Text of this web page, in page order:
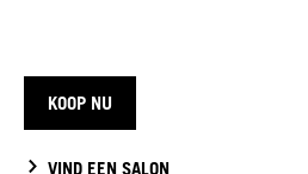
KOOP NU
VIND EEN SALON